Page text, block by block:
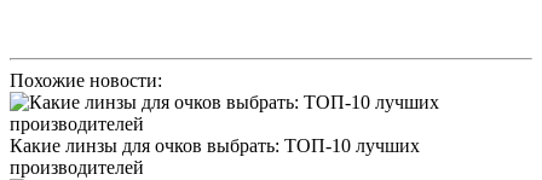
Похожие новости:
Какие линзы для очков выбрать: ТОП-10 лучших
производителей